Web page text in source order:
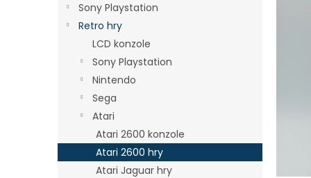
Sony Playstation
Retro hry
LCD konzole
Sony Playstation
Nintendo
Sega
Atari
Atari 2600 konzole
Atari 2600 hry
Atari Jaguar hry